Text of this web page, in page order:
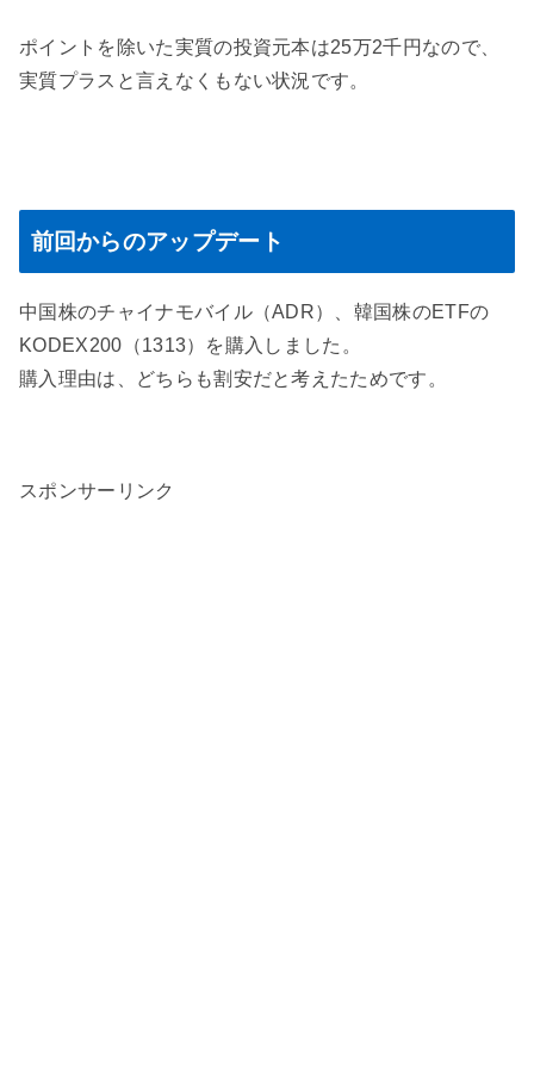
ポイントを除いた実質の投資元本は25万2千円なので、
実質プラスと言えなくもない状況です。
前回からのアップデート
中国株のチャイナモバイル（ADR）、韓国株のETFの
KODEX200（1313）を購入しました。
購入理由は、どちらも割安だと考えたためです。
スポンサーリンク